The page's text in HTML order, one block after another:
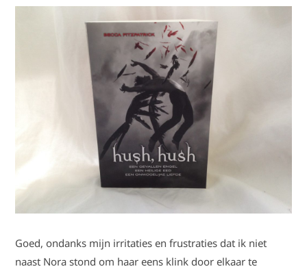
Goed, ondanks mijn irritaties en frustraties dat ik niet
naast Nora stond om haar eens klink door elkaar te